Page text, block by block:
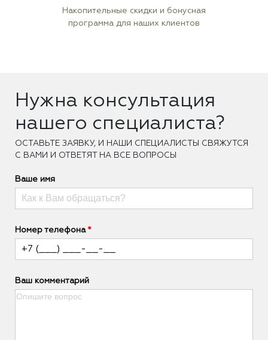
Накопительные скидки и бонусная
программа для наших клиентов
Нужна консультация
нашего специалиста?
ОCТАВЬТЕ ЗАЯВКУ, И НАШИ СПЕЦИАЛИСТЫ СВЯЖУТСЯ
С ВАМИ И ОТВЕТЯТ НА ВСЕ ВОПРОСЫ
Ваше имя
Номер телефона
Ваш комментарий